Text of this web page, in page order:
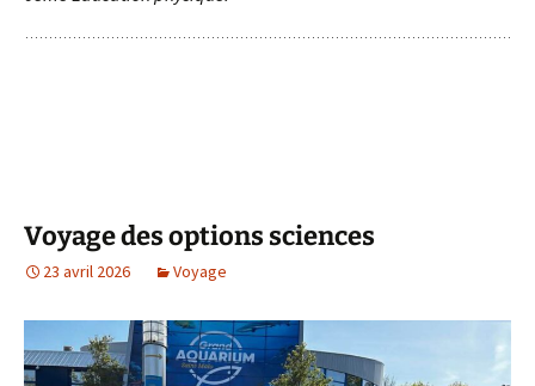
Voyage des options sciences
23 avril 2026 Voyage